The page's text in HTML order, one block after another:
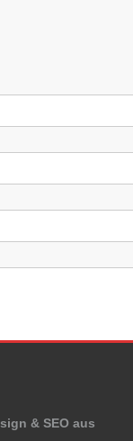
& SEO aus